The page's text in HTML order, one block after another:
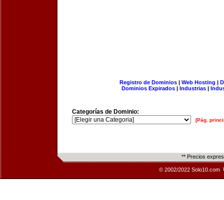
Registro de Dominios| Web Hosting |
Dominios Expirados | Industrias |
Categorías de Dominio:
[Pág.
** Precios
© 2002/2022 Solo10.com